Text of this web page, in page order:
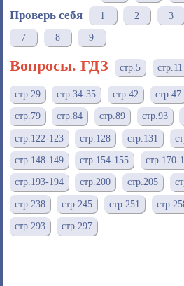
Проверь себя 1 2 3
7 8 9
Вопросы. ГДЗ стр.5 стр.11
стр.29 стр.34-35 стр.42 стр.47
стр.79 стр.84 стр.89 стр.93
стр.122-123 стр.128 стр.131
стр.148-149 стр.154-155 стр.170-
стр.193-194 стр.200 стр.205
стр.238 стр.245 стр.251
стр.293 стр.297